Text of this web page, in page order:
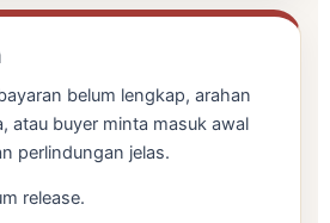
belum lengkap, arahan
atau buyer minta masuk awal
perlindungan jelas.
release.